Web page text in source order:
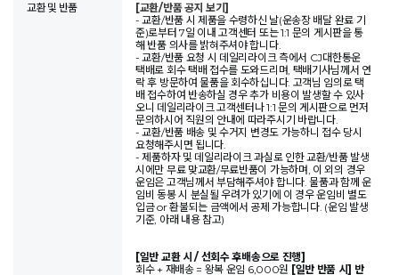
교환 및 반품
[교환/반품 공지 보기]
- 교환/반품 시 제품을 수령하신 날(운송장 배달 완료 기
준)로부터 7일 이내 고객센터 또는 1:1 문의 게시판을 통
해 반품 의사를 밝혀주셔야 합니다.
- 교환/반품 요청 시 데일리라이크 측에서 CJ대한통운
택배로 회수 택배 접수를 도와드리며, 택배기사님께서 연
락 후 방문하여 물품을 회수하십니다. 고객님 임의로 택
배 접수하여 반송하실 경우 추가 비용이 발생할 수 있사
오니 데일리라이크 고객센터나 1:1 문의 게시판으로 먼저
문의하시어 직원의 안내에 따라주시기 바랍니다.
- 교환/반품 배송 및 수거지 변경도 가능하니 접수 당시
요청해주시면 됩니다.
- 제품하자 및 데일리라이크 과실로 인한 교환/반품 발생
시에만 무료 맞교환/무료반품이 가능하며, 이 외의 경우
운임은 고객님께서 부담해주셔야 합니다. 물품과 함께 운
임비 동봉 시 분실될 우려가 있기에 이 경우 운임비 별도
입금 or 환불되는 금액에서 공제 가능합니다. (운임 발생
기준, 아래 내용 참고)
[일반 교환 시 / 선회수 후배송으로 진행]
회수 + 재배송 = 왕복 운임 6,000원 [일반 반품 시] 반